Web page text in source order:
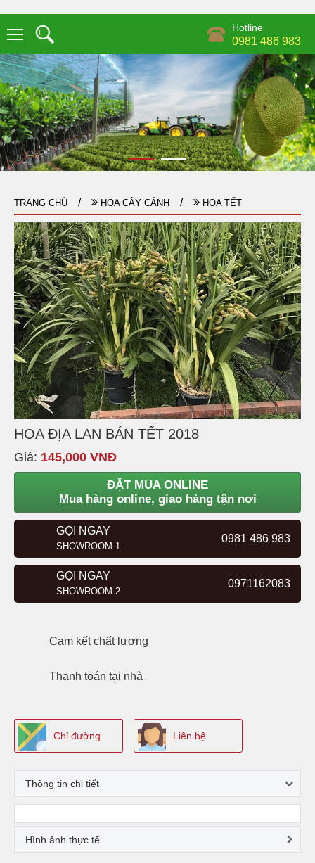
Hotline
0981 486 983
TRANG CHỦ HOA CÂY CẢNH HOA TẾT
HOA ĐỊA LAN BÁN TẾT 2018
Giá: 145,000 VNĐ
ĐẶT MUA ONLINE
Mua hàng online, giao hàng tận nơi
GỌI NGAY
SHOWROOM 1
0981 486 983
GỌI NGAY
SHOWROOM 2
0971162083
Cam kếtchất lượng
Thanh toán tại nhà
Chỉ đường Liên hệ
Thông tin chi tiết
Hình ảnh thực tế